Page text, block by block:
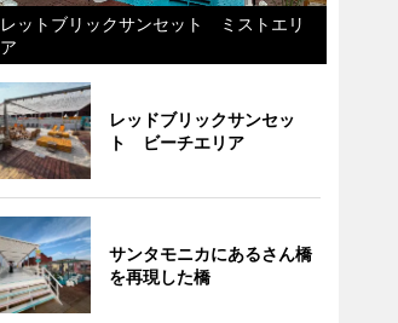
レットブリックサンセット ミストエリ
ア
レッドブリックサンセッ
ト ビーチエリア
サンタモニカにあるさん橋
を再現した橋